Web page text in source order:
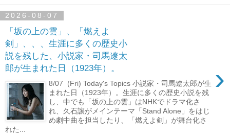
2026-08-07
「坂の上の雲」、「燃えよ
剣」、、、生涯に多くの歴史小
説を残した、小説家・司馬遼太
郎が生まれた日（1923年）。
›
8/07 (Fri) Today's Topics 小説家・司馬遼太郎が生
まれた日（1923年）。生涯に多くの歴史小説を残
し、中でも「坂の上の雲」はNHKでドラマ化さ
れ、久石譲がメインテーマ「Stand Alone」をはじ
め劇中曲を担当したり、「燃えよ剣」が舞台化さ
れた...